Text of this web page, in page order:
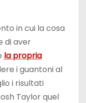
in cui la cosa
di aver
la propria
i guantoni al
i risultati
Taylor quel